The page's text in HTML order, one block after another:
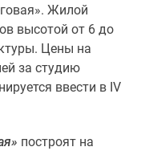
Жилой
высотой от 6 до
Цены на
за студию
ввести в IV
построят на